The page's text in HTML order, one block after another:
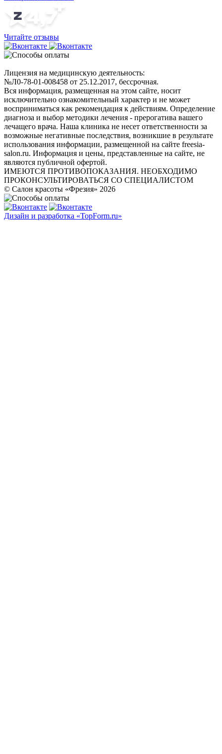
Читайте отзывы
Лицензия на медицинскую деятельность:
№Л0-78-01-008458 от 25.12.2017, бессрочная.
Вся информация, размещенная на этом сайте, носит
исключительно ознакомительный характер и не может
восприниматься как рекомендация к действиям. Определение
диагноза и выбор методики лечения - прерогатива вашего
лечащего врача. Наша клиника не несет ответственности за
возможные негативные последствия, возникшие в результате
использования информации, размещенной на сайте freesia-
salon.ru. Информация и цены, представленные на сайте, не
являются публичной офертой.
ИМЕЮТСЯ ПРОТИВОПОКАЗАНИЯ. НЕОБХОДИМО
ПРОКОНСУЛЬТИРОВАТЬСЯ СО СПЕЦИАЛИСТОМ
© Салон красоты «Фрезия» 2026
Дизайн и разработка «TopForm.ru»